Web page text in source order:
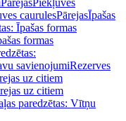
PārejasPiekļuves
caurulesPārejasĪpašas
Īpašas formas
formas
savienojumiRezerves
uz citiem
uz citiem
paredzētas: Vītņu